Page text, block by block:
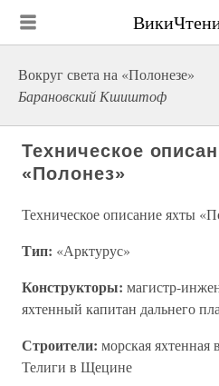
Вокруг света на «Полонезе»
Барановский Кшиштоф
Техническое
«Полонез»
Техническое описание яхты
Тип: «Арктурус»
Конструкторы: магистр-
яхтенный капитан дальнего
Строители: морская
Телиги в Щецине